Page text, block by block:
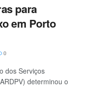
para
em Porto
0
dos Serviços
determinou o